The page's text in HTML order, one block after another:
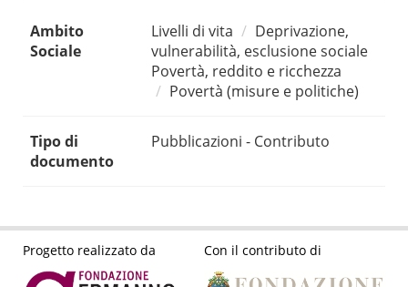
Ambito
Sociale
Livelli di vita
Deprivazione,
vulnerabilità, esclusione sociale
Povertà, reddito e ricchezza
Povertà (misure e politiche)
Tipo di
documento
Pubblicazioni - Contributo
Progetto realizzato da Con il contributo di